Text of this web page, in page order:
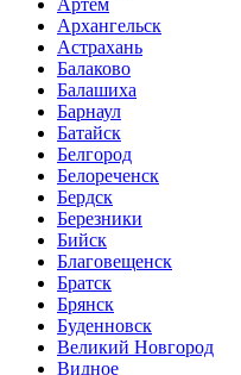
Архангельск
Астрахань
Балаково
Балашиха
Барнаул
Батайск
Белгород
Белореченск
Бердск
Березники
Бийск
Благовещенск
Братск
Брянск
Буденновск
Великий Новгород
Видное